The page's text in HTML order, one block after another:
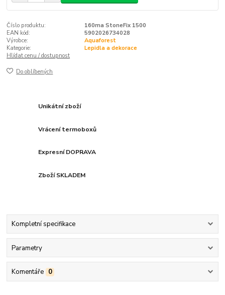
Číslo produktu:
160ma StoneFix 1500
EAN kód:
5902026734028
Výrobce:
Aquaforest
Kategorie:
Lepidla a dekorace
Hlídat cenu / dostupnost
Do oblíbených
Unikátní zboží
Vrácení termoboxů
Expresní DOPRAVA
Zboží SKLADEM
Kompletní specifikace
Parametry
Komentáře 0